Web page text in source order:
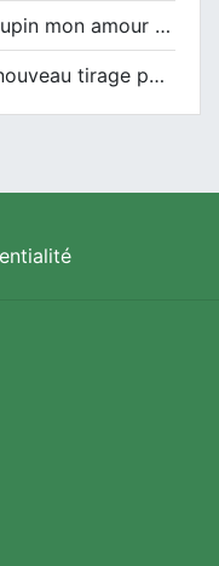
« Saupin mon amour » au salon du livre de Trentemoult
Un nouveau tirage pour le Docu-BD